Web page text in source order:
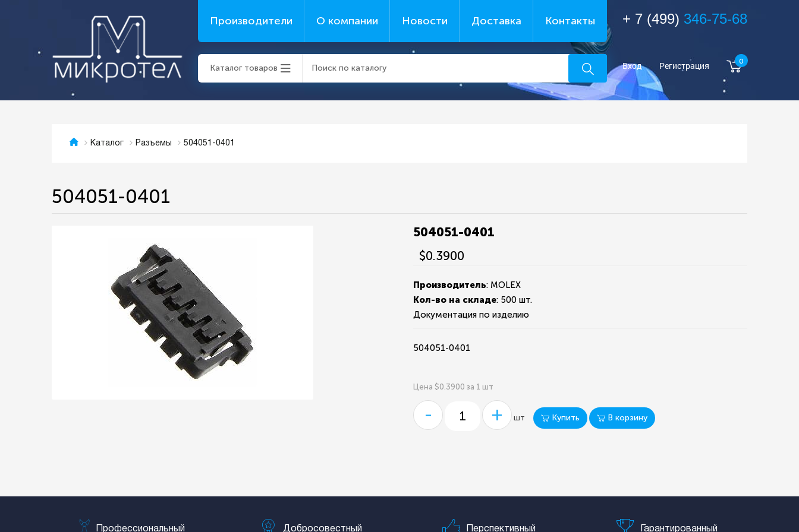
Производители О компании Новости Доставка Контакты
Каталог товаров
+ 7 (499) 346-75-68
Вход Регистрация 0
Каталог Разъемы 504051-0401
504051-0401
504051-0401
$0.3900
Производитель: MOLEX
Кол-во на складе: 500 шт.
Документация по изделию
504051-0401
Цена $0.3900 за 1 шт
- + шт Купить В корзину
Профессиональный Добросовестный Перспективный Гарантированный